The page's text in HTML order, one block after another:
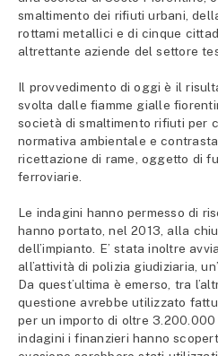
smaltimento dei rifiuti urbani,
rottami metallici e di cinque
altrettante aziende del settore
Il provvedimento di oggi è il
svolta dalle fiamme gialle
società di smaltimento rifiuti per
normativa ambientale e
ricettazione di rame, oggetto di
ferroviarie.
Le indagini hanno permesso di
hanno portato, nel 2013, alla
dell’impianto. E’ stata inoltre
all’attività di polizia giudiziaria,
Da quest’ultima è emerso, tra
questione avrebbe utilizzato
per un importo di oltre
indagini i finanzieri hanno